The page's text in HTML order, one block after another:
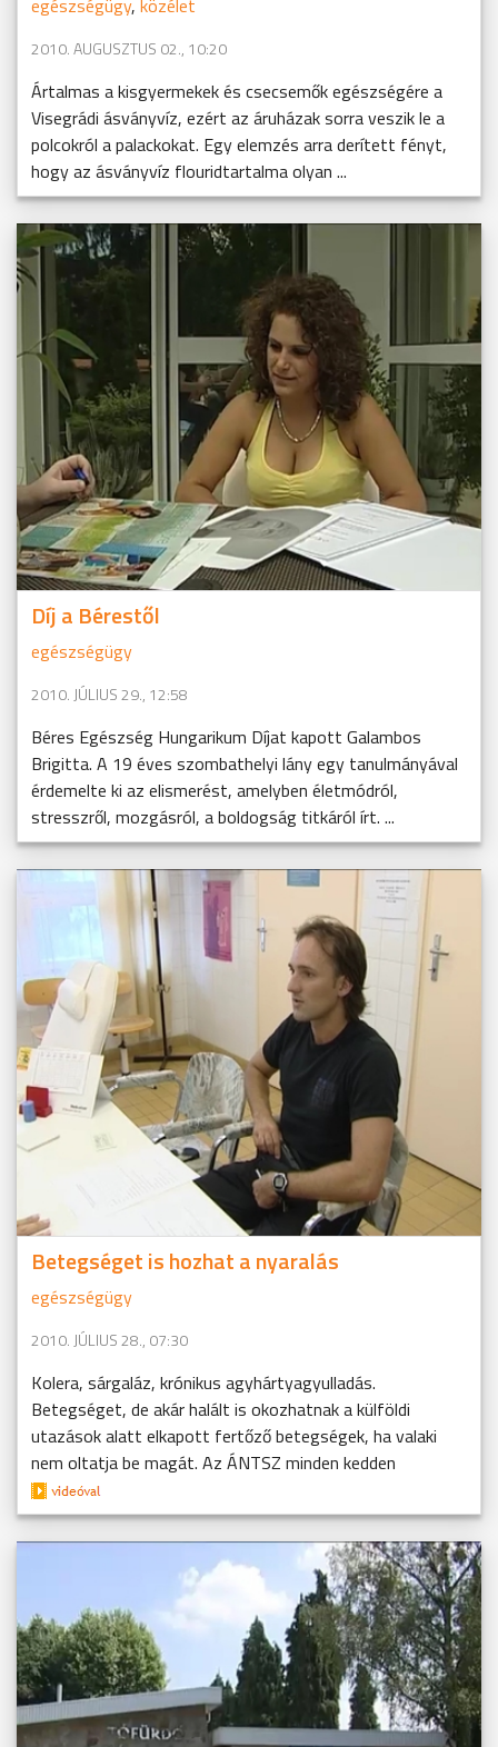
2010. AUGUSZTUS 02., 10:20
Ártalmas a kisgyermekek és csecsemők egészségére a
Visegrádi ásványvíz, ezért az áruházak sorra veszik le a
polcokról a palackokat. Egy elemzés arra derített fényt,
hogy az ásványvíz flouridtartalma olyan ...
Díj a Bérestől
egészségügy
2010. JÚLIUS 29., 12:58
Béres Egészség Hungarikum Díjat kapott Galambos
Brigitta. A 19 éves szombathelyi lány egy tanulmányával
érdemelte ki az elismerést, amelyben életmódról,
stresszről, mozgásról, a boldogság titkáról írt. ...
Betegséget is hozhat a nyaralás
egészségügy
2010. JÚLIUS 28., 07:30
Kolera, sárgaláz, krónikus agyhártyagyulladás.
Betegséget, de akár halált is okozhatnak a külföldi
utazások alatt elkapott fertőző betegségek, ha valaki
nem oltatja be magát. Az ÁNTSZ minden kedden